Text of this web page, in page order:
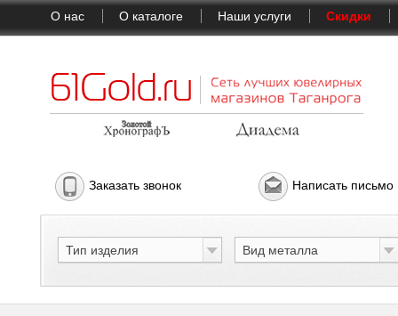
О нас О каталоге Наши услуги Скидки
Заказать звонок Написать письмо
Тип изделия Вид металла